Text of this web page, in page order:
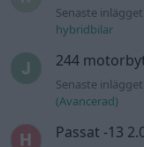
Senaste
hybridbilar
244
Senaste
(Avancerad)
Passat -13